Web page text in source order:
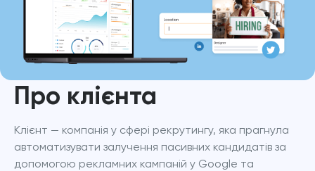
Про клієнта
Клієнт — компанія у сфері рекрутингу, яка прагнула
автоматизувати залучення пасивних кандидатів за
допомогою рекламних кампаній у Google та